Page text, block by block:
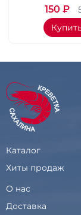
детям, так и
Каталог
Хиты продаж
О нас
Доставка